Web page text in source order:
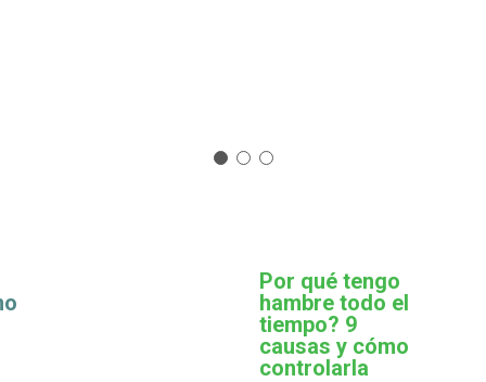
Por qué tengo
hambre todo el
tiempo? 9
causas y cómo
controlarla